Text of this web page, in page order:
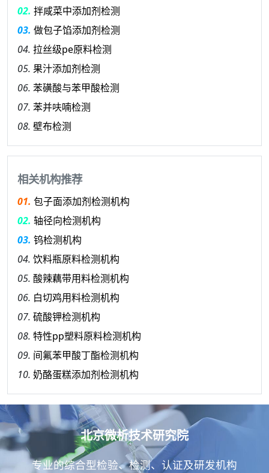
02. 拌咸菜中添加剂检测
03. 做包子馅添加剂检测
04. 拉丝级pe原料检测
05. 果汁添加剂检测
06. 苯磺酸与苯甲酸检测
07. 苯并呋喃检测
08. 壁布检测
相关机构推荐
01. 包子面添加剂检测机构
02. 轴径向检测机构
03. 钨检测机构
04. 饮料瓶原料检测机构
05. 酸辣藕带用料检测机构
06. 白切鸡用料检测机构
07. 硫酸钾检测机构
08. 特性pp塑料原料检测机构
09. 间氟苯甲酸丁酯检测机构
10. 奶酪蛋糕添加剂检测机构
北京微析技术研究院
专业的综合型检验、检测、认证及研发机构